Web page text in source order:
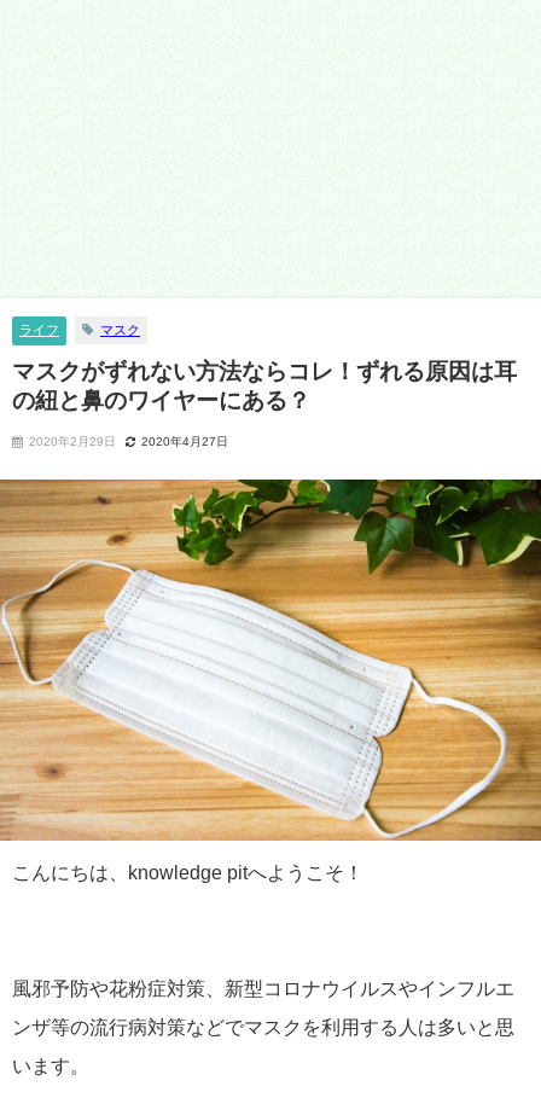
ライフ マスク
マスクがずれない方法ならコレ！ずれる原因は耳
の紐と鼻のワイヤーにある？
2020年2月29日 2020年4月27日
こんにちは、knowledge pitへようこそ！
風邪予防や花粉症対策、新型コロナウイルスやインフルエ
ンザ等の流行病対策などでマスクを利用する人は多いと思
います。